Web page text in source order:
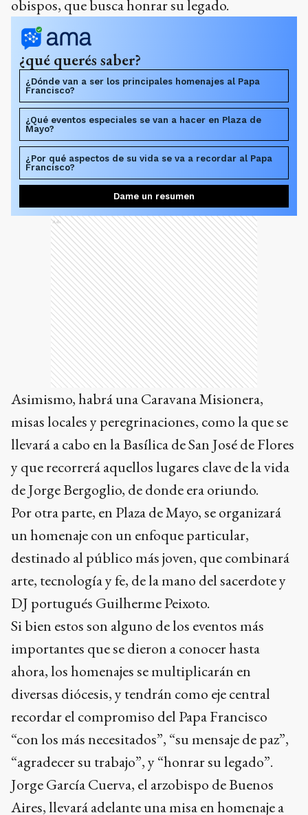
¿Dónde van a ser los principales homenajes al Papa
Francisco?
¿Qué eventos especiales se van a hacer en Plaza de
Mayo?
¿Por qué aspectos de su vida se va a recordar al Papa
Francisco?
Dame un resumen
Asimismo, habrá una Caravana Misionera,
misas locales y peregrinaciones, como la que se
llevará a cabo en la Basílica de San José de Flores
y que recorrerá aquellos lugares clave de la vida
de Jorge Bergoglio, de donde era oriundo.
Por otra parte, en Plaza de Mayo, se organizará
un homenaje con un enfoque particular,
destinado al público más joven, que combinará
arte, tecnología y fe, de la mano del sacerdote y
DJ portugués Guilherme Peixoto.
Si bien estos son alguno de los eventos más
importantes que se dieron a conocer hasta
ahora, los homenajes se multiplicarán en
diversas diócesis, y tendrán como eje central
recordar el compromiso del Papa Francisco
“con los más necesitados”, “su mensaje de paz”,
“agradecer su trabajo”, y “honrar su legado”.
Jorge García Cuerva, el arzobispo de Buenos
Aires, llevará adelante una misa en homenaje a
Francisco en la Catedral Metropolitana; allí se
hablará de su legado pastoral y se centrará en la
cercanía que tenía el Sumo Pontífice con la